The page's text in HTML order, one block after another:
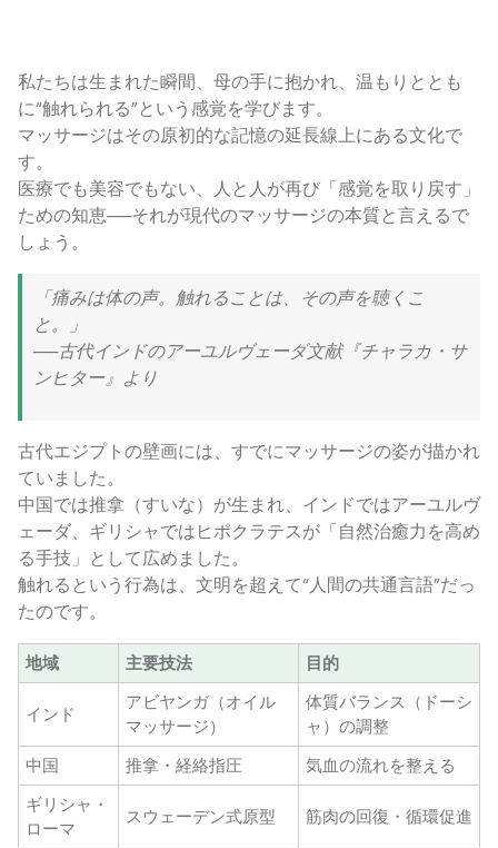
私たちは生まれた瞬間、母の手に抱かれ、温もりととも
に“触れられる”という感覚を学びます。
マッサージはその原初的な記憶の延長線上にある文化で
す。
医療でも美容でもない、人と人が再び「感覚を取り戻す」
ための知恵──それが現代のマッサージの本質と言えるで
しょう。
「痛みは体の声。触れることは、その声を聴くこ
と。」
──古代インドのアーユルヴェーダ文献『チャラカ・サ
ンヒター』より
古代エジプトの壁画には、すでにマッサージの姿が描かれ
ていました。
中国では推拿（すいな）が生まれ、インドではアーユルヴ
ェーダ、ギリシャではヒポクラテスが「自然治癒力を高め
る手技」として広めました。
触れるという行為は、文明を超えて“人間の共通言語”だっ
たのです。
地域 主要技法 目的
インド
アビヤンガ（オイル
マッサージ）
体質バランス（ドーシ
ャ）の調整
中国
推拿・経絡指圧
気血の流れを整える
ギリシャ・
ローマ
スウェーデン式原型 筋肉の回復・循環促進